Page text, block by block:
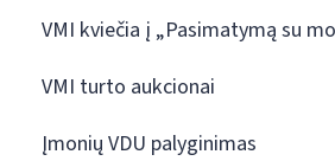
VMI kviečia į „Pasimatymą su
VMI turto aukcionai
Įmonių VDU palyginimas